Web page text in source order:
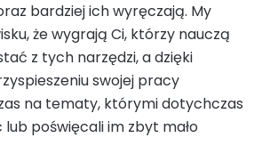
bardziej ich wyręczają. My
że wygrają Ci, którzy nauczą
z tych narzędzi, a dzięki
swojej pracy
na tematy, którymi dotychczas
lub poświęcali im zbyt mało